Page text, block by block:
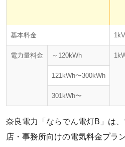
基本料金
電力量料金 ～120kWh
121kWh〜300kWh
301kWh〜
奈良電力「ならでん電灯B」は
店・事務所向けの電気料金プラ